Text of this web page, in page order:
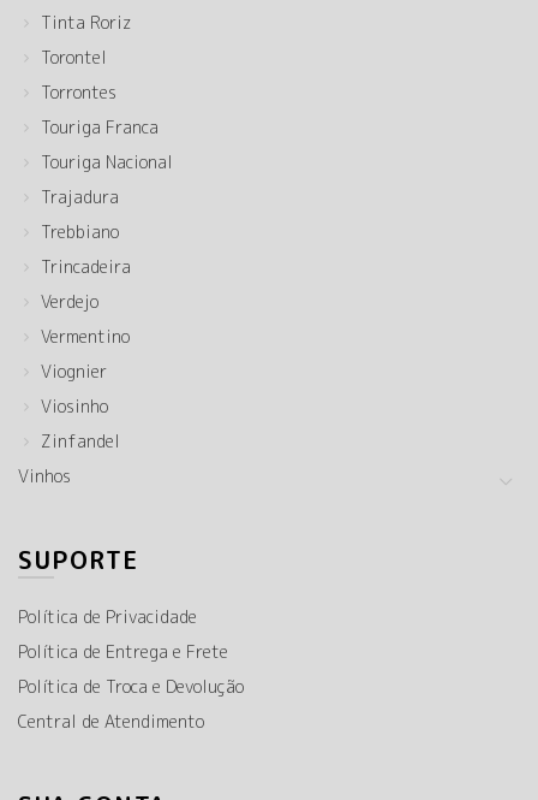
Tinta Roriz
Torontel
Torrontes
Touriga Franca
Touriga Nacional
Trajadura
Trebbiano
Trincadeira
Verdejo
Vermentino
Viognier
Viosinho
Zinfandel
Vinhos
SUPORTE
Política de Privacidade
Política de Entrega e Frete
Política de Troca e Devolução
Central de Atendimento